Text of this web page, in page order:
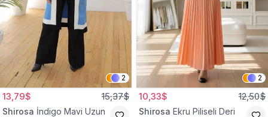
2
13,79$ 15,37$
Shirosa İndigo Mavi Uzun
2
10,33$ 12,50$
Shirosa Ekru Piliseli Deri